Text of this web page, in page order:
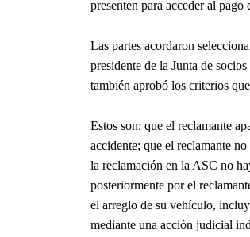
presenten para acceder al pago
Las partes acordaron
presidente de la Junta de
también aprobó los criterios
Estos son: que el reclamante
accidente; que el reclamante
la reclamación en la ASC no
posteriormente por el
el arreglo de su vehículo,
mediante una acción judicial